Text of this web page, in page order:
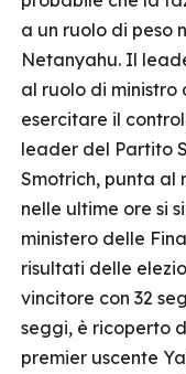
a un ruolo di peso
Netanyahu. Il
al ruolo di ministro
esercitare il
leader del Partito
Smotrich, punta al
nelle ultime ore si
ministero delle
risultati delle
vincitore con 32
seggi, è ricoperto
premier uscente